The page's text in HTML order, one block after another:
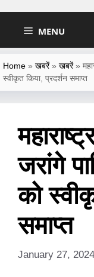
content MENU
Home » खबरें» खबरें»
स्वीकृत किया, प्रदर्शन समाप्त
जरांगे
को
समाप्त
January 27, 2024